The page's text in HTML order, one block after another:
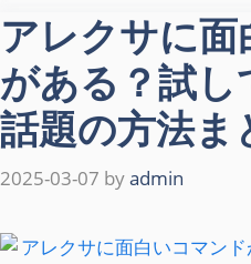
アレクサに
がある？試
話題の方法ま
2025-03-07 byadmin